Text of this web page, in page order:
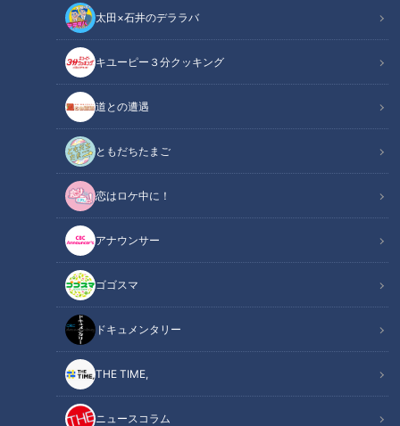
太田×石井のデララバ
キユーピー３分クッキング
道との遭遇
ともだちたまご
恋はロケ中に！
アナウンサー
ゴゴスマ
ドキュメンタリー
THE TIME,
ニュースコラム
アナウンサー
アナウンサーYouTube企画
瀧川アナ「言い訳させて」
【本編概要はこちら】
同期4人で地獄の春祭りカラオケ大会の様子を改めて見てみよ
うの回。3月に開催された「CBCテレビ5チャン春祭り」最終
日にはCBCアナウンサーが登壇した「春爛漫カラオケ大会」
がありました。
今回はその中で同期4人が登場したシーンを皆で観ながらトー
クします。瀧川アナは佐藤アナと共にゆず「夏色」を歌いまし
た。そして友廣アナ・小川アナ・中村アナは3人でCANDY
TUNE「倍倍FIGHT!」を歌いました。当時はアゲアゲで熱唱し
ていましたが…、時間を空けた今、それぞれ4人はどう思うの